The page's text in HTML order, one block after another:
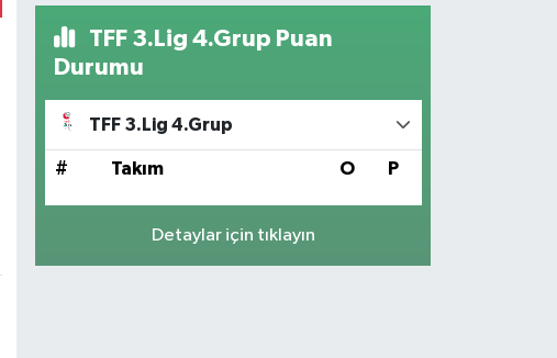
TFF 3.Lig 4.Grup Puan
Durumu
TFF 3.Lig 4.Grup
# Takım O P
Detaylar için tıklayın